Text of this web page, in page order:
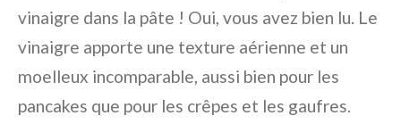
vinaigre dans la pâte ! Oui, vous avez bien lu. Le
vinaigre apporte une texture aérienne et un
moelleux incomparable, aussi bien pour les
pancakes que pour les crêpes et les gaufres.